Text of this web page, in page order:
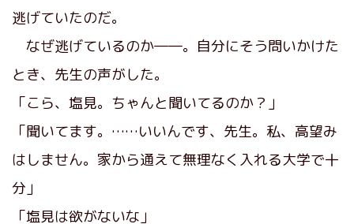
逃げていたのだ。
なぜ逃げているのか――。自分にそう問いかけた
とき、先生の声がした。
「こら、塩見。ちゃんと聞いてるのか？」
「聞いてます。……いいんです、先生。私、高望み
はしません。家から通えて無理なく入れる大学で十
分」
「塩見は欲がないな」